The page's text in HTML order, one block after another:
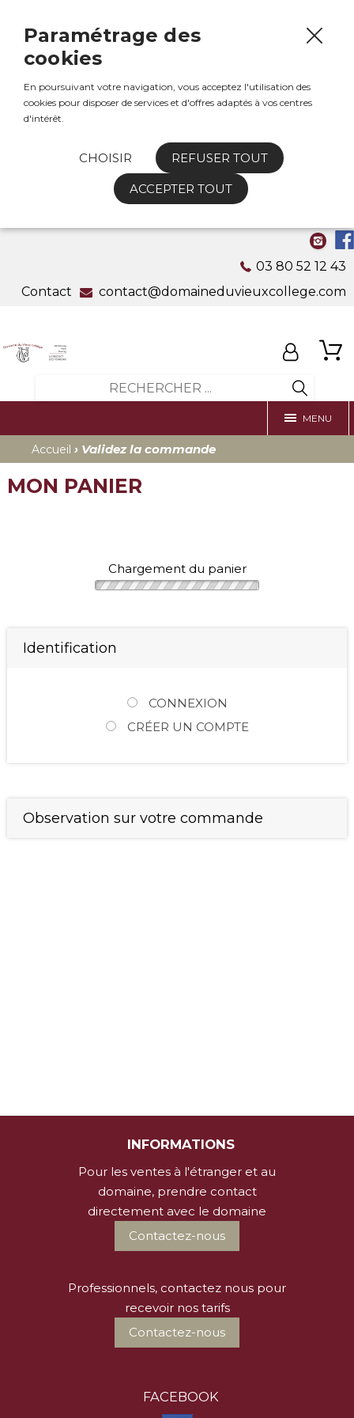
03 80 52 12 43
contact@domaineduvieuxcollege.com
Contact
MENU
Accueil › Validez la commande
MON PANIER
Chargement du panier
Identification
CONNEXION
CRÉER UN COMPTE
Observation sur votre commande
INFORMATIONS
Pour les ventes à l'étranger et au
domaine, prendre contact
directement avec le domaine
Contactez-nous
Professionnels, contactez nous pour
recevoir nos tarifs
Contactez-nous
FACEBOOK
Paramétrage des
cookies
En poursuivant votre navigation, vous acceptez l'utilisation des
cookies pour disposer de services et d'offres adaptés à vos centres
d'intérêt.
CHOISIR REFUSER TOUT
ACCEPTER TOUT